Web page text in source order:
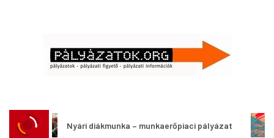
Nyári diákmunka – munkaerőpiaci pályázat